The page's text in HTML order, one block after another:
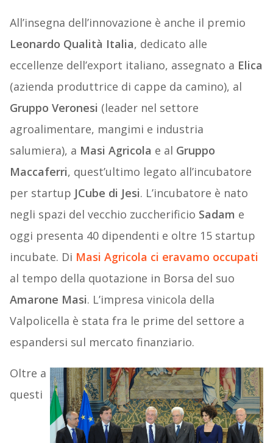
All’insegna dell’innovazione è anche il premio
Leonardo Qualità Italia, dedicato alle
eccellenze dell’export italiano, assegnato a Elica
(azienda produttrice di cappe da camino), al
Gruppo Veronesi (leader nel settore
agroalimentare, mangimi e industria
salumiera), a Masi Agricola e al Gruppo
Maccaferri, quest’ultimo legato all’incubatore
per startup JCube di Jesi. L’incubatore è nato
negli spazi del vecchio zuccherificio Sadam e
oggi presenta 40 dipendenti e oltre 15 startup
incubate. Di Masi Agricola ci eravamo occupati
al tempo della quotazione in Borsa del suo
Amarone Masi. L’impresa vinicola della
Valpolicella è stata fra le prime del settore a
espandersi sul mercato finanziario.
Oltre a
questi